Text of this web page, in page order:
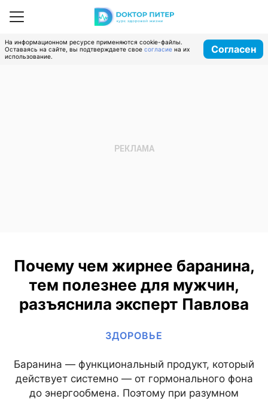
На информационном ресурсе применяются cookie-файлы.
Оставаясь на сайте, вы подтверждаете свое согласие на их
использование.
Согласен
Почему чем жирнее баранина,
тем полезнее для мужчин,
разъяснила эксперт Павлова
ЗДОРОВЬЕ
Баранина — функциональный продукт, который
действует системно — от гормонального фона
до энергообмена. Поэтому при разумном